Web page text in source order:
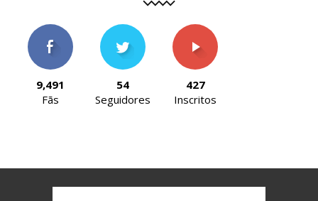
9,491
Fãs
54
Seguidores
427
Inscritos